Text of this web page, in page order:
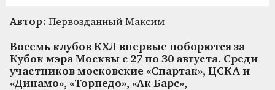
Автор: Первозданный Максим
Восемь клубов КХЛ впервые поборются за
Кубок мэра Москвы с 27 по 30 августа. Среди
участников московские «Спартак», ЦСКА и
«Динамо», «Торпедо», «Ак Барс»,